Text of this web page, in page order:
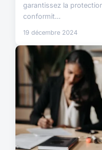
garantissez la
conformit...
19 décembre 2024